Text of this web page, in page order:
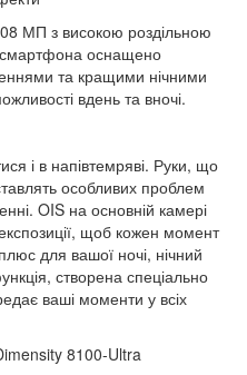
МП з високою роздільною
смартфона оснащено
та кращими нічними
вдень та вночі.
і в напівтемряві. Руки, що
особливих проблем
OIS на основній камері
щоб кожен момент
для вашої ночі, нічний
створена спеціально
ваші моменти у всіх
8100-Ultra